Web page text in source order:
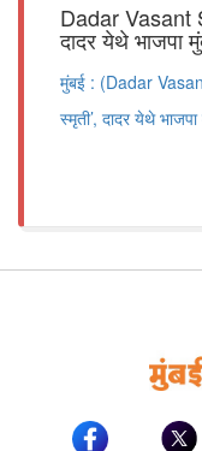
Dadar Vasant
दादर येथे भाजपा
मुंबई : (Dadar
स्मृती’, दादर येथे